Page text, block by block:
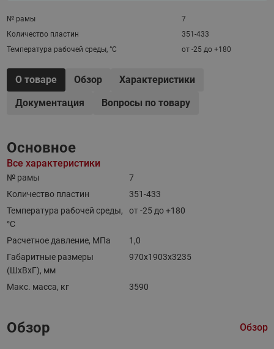
№ рамы
7
Количество пластин
351-433
Температура рабочей среды, °С
от -25 до +180
О товаре Обзор
Характеристики
Документация
Вопросы по товару
Основное
Все характеристики
№ рамы
7
Количество пластин
351-433
Температура рабочей среды,
°С
от -25 до +180
Расчетное давление, МПа
1,0
Габаритные размеры
(ШхВхГ), мм
970х1903х3235
Макс. масса, кг 3590
Обзор Обзор